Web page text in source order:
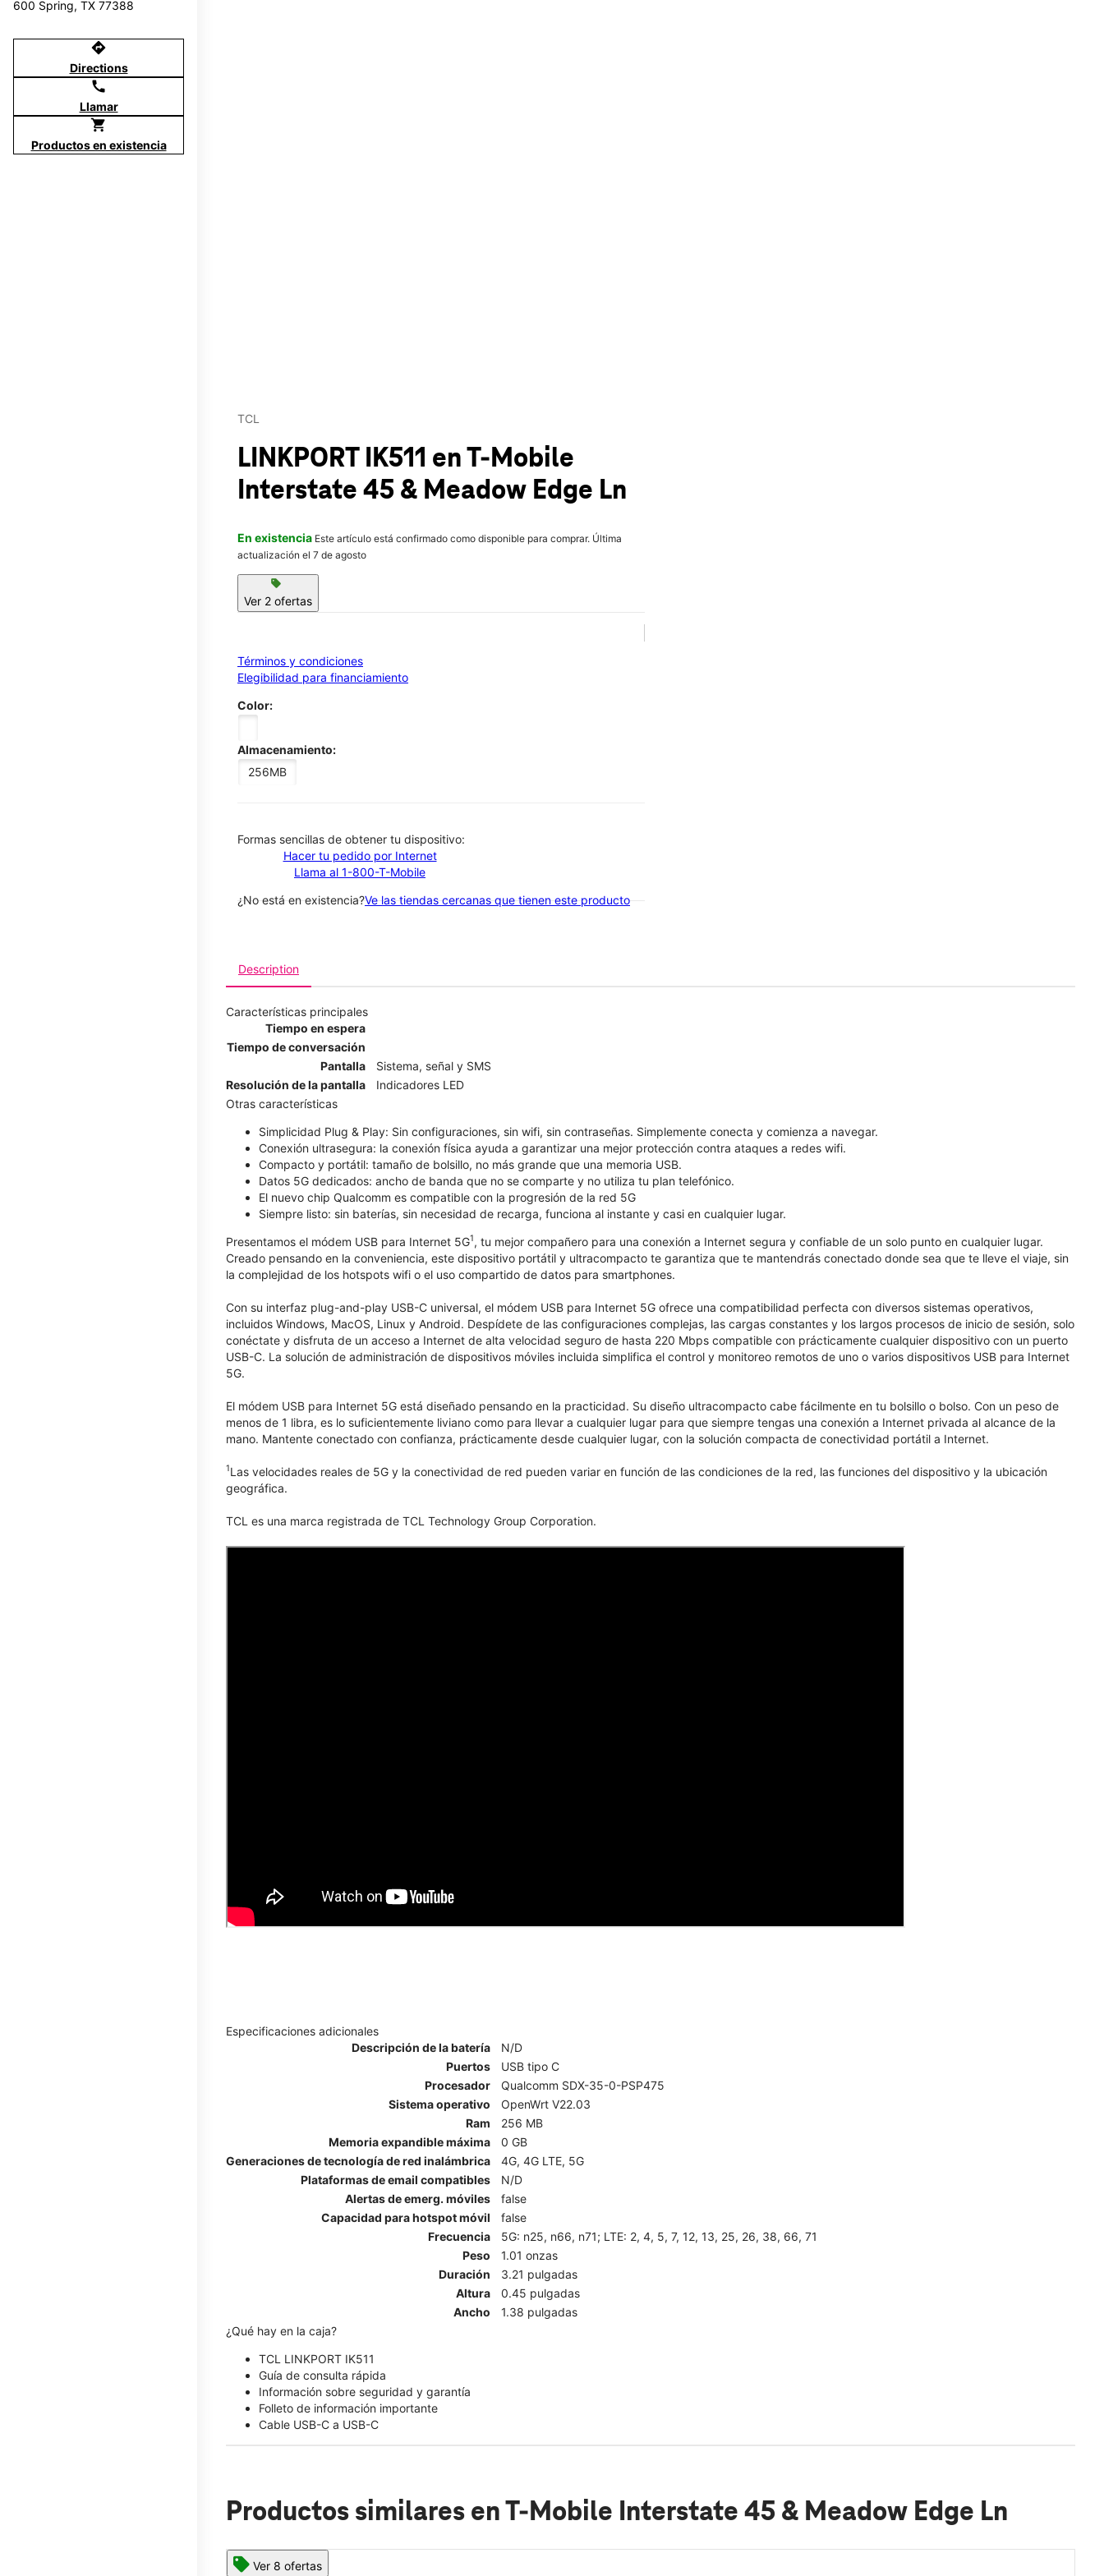
600 Spring, TX 77388
directions
Directions
call
Llamar
shopping_cart
Productos en existencia
TCL
LINKPORT IK511 en T-Mobile
Interstate 45 & Meadow Edge Ln
En existencia Este artículo está confirmado como disponible para comprar. Última
actualización el 7 de agosto
sell
Ver 2 ofertas
Términos y condiciones
Elegibilidad para financiamiento
Color:
Almacenamiento:
256MB
​​​​​​​Formas sencillas de obtener tu dispositivo:
Hacer tu pedido por Internet
Llama al 1-800-T-Mobile
¿No está en existencia?Ve las tiendas cercanas que tienen este producto
Description
Características principales
Tiempo en espera
Tiempo de conversación
Pantalla
Sistema, señal y SMS
Resolución de la pantalla
Indicadores LED
Otras características
Simplicidad Plug & Play: Sin configuraciones, sin wifi, sin contraseñas. Simplemente conecta y comienza a navegar.
Conexión ultrasegura: la conexión física ayuda a garantizar una mejor protección contra ataques a redes wifi.
Compacto y portátil: tamaño de bolsillo, no más grande que una memoria USB.
Datos 5G dedicados: ancho de banda que no se comparte y no utiliza tu plan telefónico.
El nuevo chip Qualcomm es compatible con la progresión de la red 5G
Siempre listo: sin baterías, sin necesidad de recarga, funciona al instante y casi en cualquier lugar.
Presentamos el módem USB para Internet 5G1, tu mejor compañero para una conexión a Internet segura y confiable de un solo punto en cualquier lugar.
Creado pensando en la conveniencia, este dispositivo portátil y ultracompacto te garantiza que te mantendrás conectado donde sea que te lleve el viaje, sin
la complejidad de los hotspots wifi o el uso compartido de datos para smartphones.
Con su interfaz plug-and-play USB-C universal, el módem USB para Internet 5G ofrece una compatibilidad perfecta con diversos sistemas operativos,
incluidos Windows, MacOS, Linux y Android. Despídete de las configuraciones complejas, las cargas constantes y los largos procesos de inicio de sesión, solo
conéctate y disfruta de un acceso a Internet de alta velocidad seguro de hasta 220 Mbps compatible con prácticamente cualquier dispositivo con un puerto
USB-C. La solución de administración de dispositivos móviles incluida simplifica el control y monitoreo remotos de uno o varios dispositivos USB para Internet
5G.
El módem USB para Internet 5G está diseñado pensando en la practicidad. Su diseño ultracompacto cabe fácilmente en tu bolsillo o bolso. Con un peso de
menos de 1 libra, es lo suficientemente liviano como para llevar a cualquier lugar para que siempre tengas una conexión a Internet privada al alcance de la
mano. Mantente conectado con confianza, prácticamente desde cualquier lugar, con la solución compacta de conectividad portátil a Internet.
1Las velocidades reales de 5G y la conectividad de red pueden variar en función de las condiciones de la red, las funciones del dispositivo y la ubicación
geográfica.
TCL​​​​​​​ es una marca registrada de TCL Technology Group Corporation.
Especificaciones adicionales
Descripción de la batería
N/D
Puertos
USB tipo C
Procesador
Qualcomm SDX-35-0-PSP475
Sistema operativo
OpenWrt V22.03
Ram
256 MB
Memoria expandible máxima
0 GB
Generaciones de tecnología de red inalámbrica
4G, 4G LTE, 5G
Plataformas de email compatibles
N/D
Alertas de emerg. móviles
false
Capacidad para hotspot móvil
false
Frecuencia
5G: n25, n66, n71; LTE: 2, 4, 5, 7, 12, 13, 25, 26, 38, 66, 71
Peso
1.01 onzas
Duración
3.21 pulgadas
Altura
0.45 pulgadas
Ancho
1.38 pulgadas
¿Qué hay en la caja?
TCL LINKPORT IK511
Guía de consulta rápida
Información sobre seguridad y garantía
Folleto de información importante
Cable USB-C a USB-C
Productos similares en T-Mobile Interstate 45 & Meadow Edge Ln
Ver 8 ofertas